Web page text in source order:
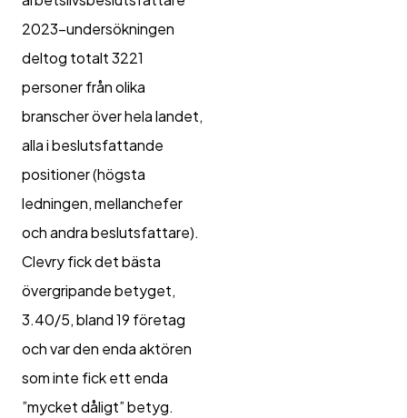
2023-undersökningen
deltog totalt 3221
personer från olika
branscher över hela landet,
alla i beslutsfattande
positioner (högsta
ledningen, mellanchefer
och andra beslutsfattare).
Clevry fick det bästa
övergripande betyget,
3.40/5, bland 19 företag
och var den enda aktören
som inte fick ett enda
”mycket dåligt” betyg.